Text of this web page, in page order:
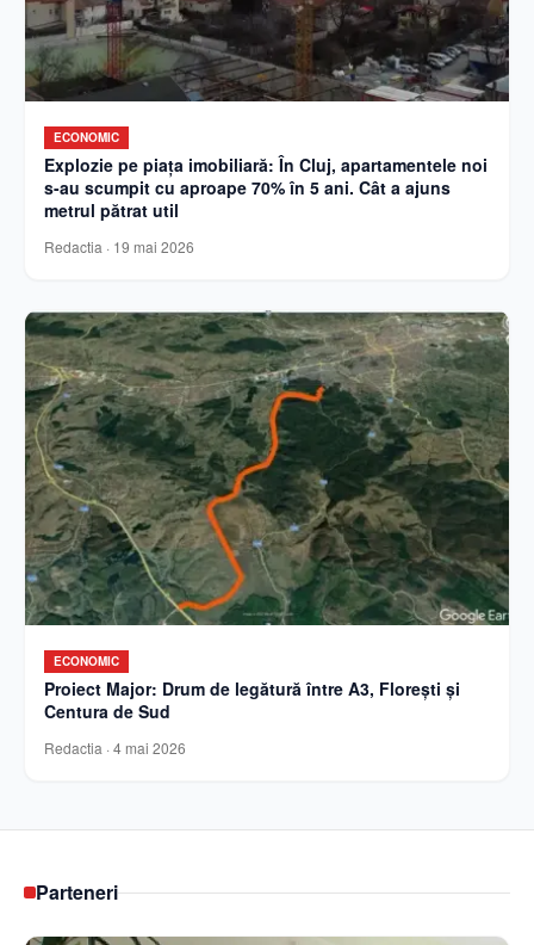
ECONOMIC
Explozie pe piața imobiliară: În Cluj, apartamentele noi
s-au scumpit cu aproape 70% în 5 ani. Cât a ajuns
metrul pătrat util
Redactia · 19 mai 2026
ECONOMIC
Proiect Major: Drum de legătură între A3, Florești și
Centura de Sud
Redactia · 4 mai 2026
Parteneri